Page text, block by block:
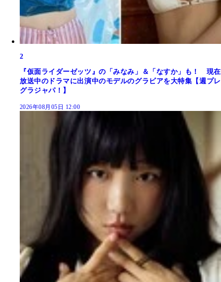
2
『仮面ライダーゼッツ』の「みなみ」＆「なすか」も！ 現在
放送中のドラマに出演中のモデルのグラビアを大特集【週プレ
グラジャパ！】
2026年08月05日 12:00